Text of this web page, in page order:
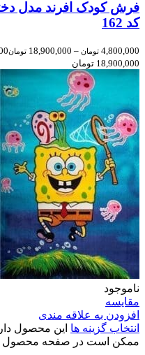
فرش کودک افرند مدل
کد 162
4,800,000 تومان –
18,900,000 تومان
18,900,000 تومان
ناموجود
مقایسه
افزودن به علاقه مندی
انتخاب گزینه ها این محصول
ممکن است در صفحه محصول